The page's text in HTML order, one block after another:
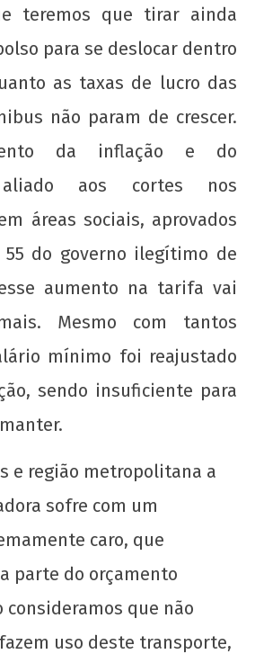
NOW VIEWING
Velhas: Mais um Aumento
em Florianópolis-SC
teremos que tirar ainda
para se deslocar dentro
as taxas de lucro das
não param de crescer.
da inflação e do
aliado aos cortes nos
áreas sociais, aprovados
55 do governo ilegítimo de
aumento na tarifa vai
Mesmo com tantos
mínimo foi reajustado
sendo insuficiente para
e região metropolitana a
sofre com um
caro, que
parte do orçamento
consideramos que não
uso deste transporte,